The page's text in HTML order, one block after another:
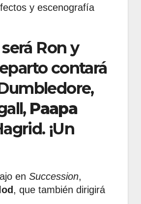
y escenografía
Ron y
contará
Paapa
¡Un
en Succession,
, que también dirigirá